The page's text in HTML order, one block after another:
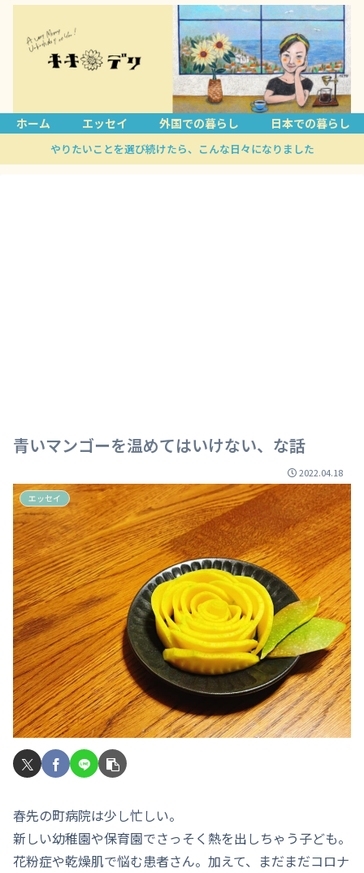
ホーム エッセイ 外国での暮らし 日本での暮らし
やりたいことを選び続けたら、こんな日々になりました
青いマンゴーを温めてはいけない、な話
2022.04.18
エッセイ
春先の町病院は少し忙しい。
新しい幼稚園や保育園でさっそく熱を出しちゃう子ども。
花粉症や乾燥肌で悩む患者さん。加えて、まだまだコロナ